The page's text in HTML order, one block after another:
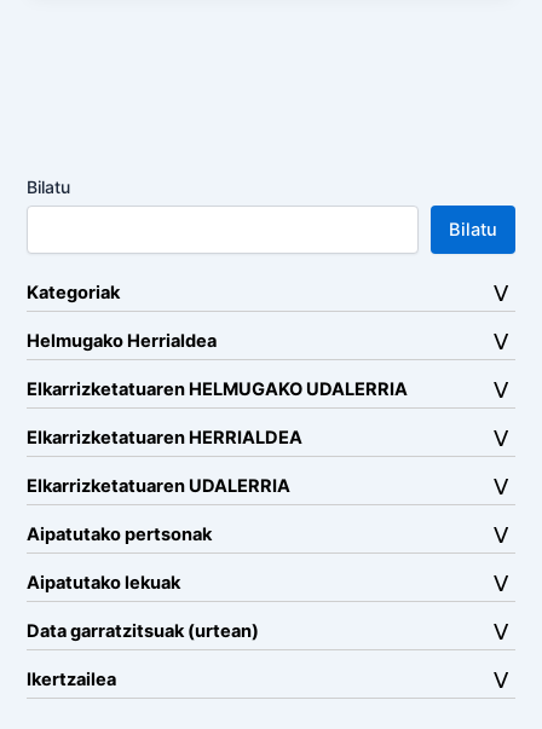
Bilatu
Bilatu
Kategoriak
Helmugako Herrialdea
Elkarrizketatuaren HELMUGAKO UDALERRIA
Elkarrizketatuaren HERRIALDEA
Elkarrizketatuaren UDALERRIA
Aipatutako pertsonak
Aipatutako lekuak
Data garratzitsuak (urtean)
Ikertzailea